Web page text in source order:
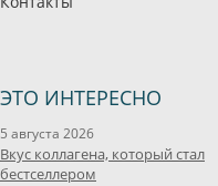
ЭТО ИНТЕРЕСНО
5 августа 2026
Вкус коллагена, который стал
бестселлером